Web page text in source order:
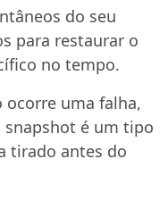
do seu
​​para restaurar o
no tempo.
uma falha,
é um tipo
tirado antes do